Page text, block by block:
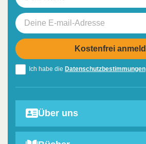
Ich habe die Datenschutzbestimmungen
Über uns